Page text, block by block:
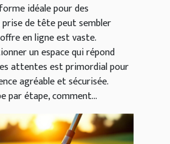
idéale pour des
de tête peut sembler
en ligne est vaste.
un espace qui répond
attentes est primordial pour
agréable et sécurisée.
par étape, comment...